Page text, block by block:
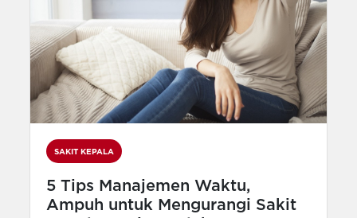
SAKIT KEPALA
5 Tips Manajemen Waktu,
Ampuh untuk Mengurangi Sakit